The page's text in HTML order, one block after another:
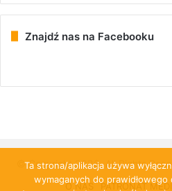
Znajdź nas na Facebooku
© Copyright 2026, All Rights
O NAS PATRONAT
Ta strona/aplikacja używa
wymaganych do prawidłowego